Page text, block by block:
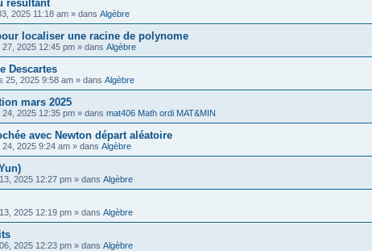
résultant
2025 11:18 am » dans Algèbre
localiser une racine de polynome
2025 12:45 pm » dans Algèbre
Descartes
25, 2025 9:58 am » dans Algèbre
mars 2025
2025 12:35 pm » dans mat406 Math ordi MAT&MIN
avec Newton départ aléatoire
2025 9:24 am » dans Algèbre
2025 12:27 pm » dans Algèbre
2025 12:19 pm » dans Algèbre
2025 12:23 pm » dans Algèbre